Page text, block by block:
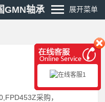
GMN轴承 展开菜单
采购，